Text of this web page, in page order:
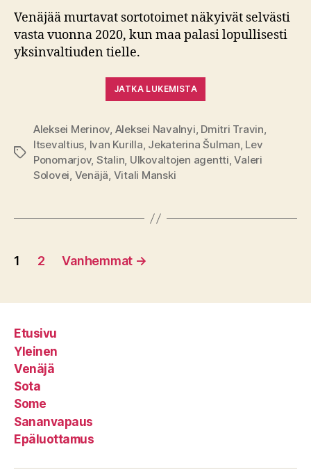
Venäjää murtavat sortotoimet näkyivät selvästi
vasta vuonna 2020, kun maa palasi lopullisesti
yksinvaltiuden tielle.
JATKA LUKEMISTA
Avainsanat
Aleksei Merinov, Aleksei Navalnyi, Dmitri Travin,
Itsevaltius, Ivan Kurilla, Jekaterina Šulman, Lev
Ponomarjov, Stalin, Ulkovaltojen agentti,Valeri
Solovei, Venäjä, Vitali Manski
Artikkelien
1 2 Vanhemmat →
Etusivu
Yleinen
Venäjä
Sota
Some
Sananvapaus
Epäluottamus